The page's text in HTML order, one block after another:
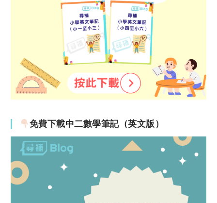
免費下載中二數學筆記（英文版）